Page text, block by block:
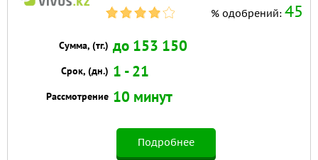
% одобрений: 45
Сумма, (тг.) до 153 150
Срок, (дн.) 1 - 21
Рассмотрение 10 минут
Подробнее